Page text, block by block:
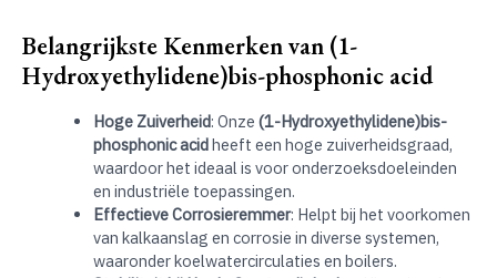
Belangrijkste Kenmerken van (1-
Hydroxyethylidene)bis-phosphonic acid
Hoge Zuiverheid: Onze (1-Hydroxyethylidene)bis-
phosphonic acidheeft een hoge zuiverheidsgraad,
waardoor het ideaal is voor onderzoeksdoeleinden
en industriële toepassingen.
Effectieve Corrosieremmer: Helpt bij het voorkomen
van kalkaanslag en corrosie in diverse systemen,
waaronder koelwatercirculaties en boilers.